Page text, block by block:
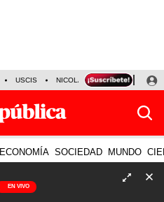
USCIS NICOLÁS MADURO P-8
ECONOMÍA SOCIEDAD MUNDO
EN VIVO